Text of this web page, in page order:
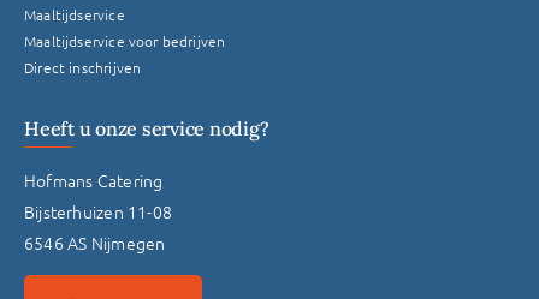
Maaltijdservice
Maaltijdservice voor bedrijven
Direct inschrijven
Heeft u onze service nodig?
Hofmans Catering
Bijsterhuizen 11-08
6546 AS Nijmegen